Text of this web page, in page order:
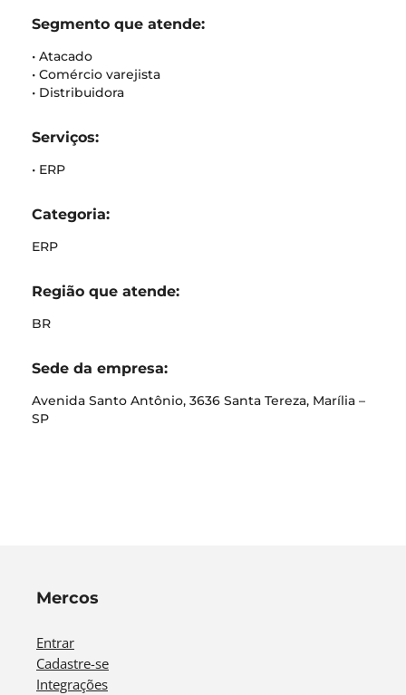
Segmento que atende:
• Atacado
• Comércio varejista
• Distribuidora
Serviços:
• ERP
Categoria:
ERP
Região que atende:
BR
Sede da empresa:
Avenida Santo Antônio, 3636 Santa Tereza, Marília –
SP
Mercos
Entrar
Cadastre-se
Integrações